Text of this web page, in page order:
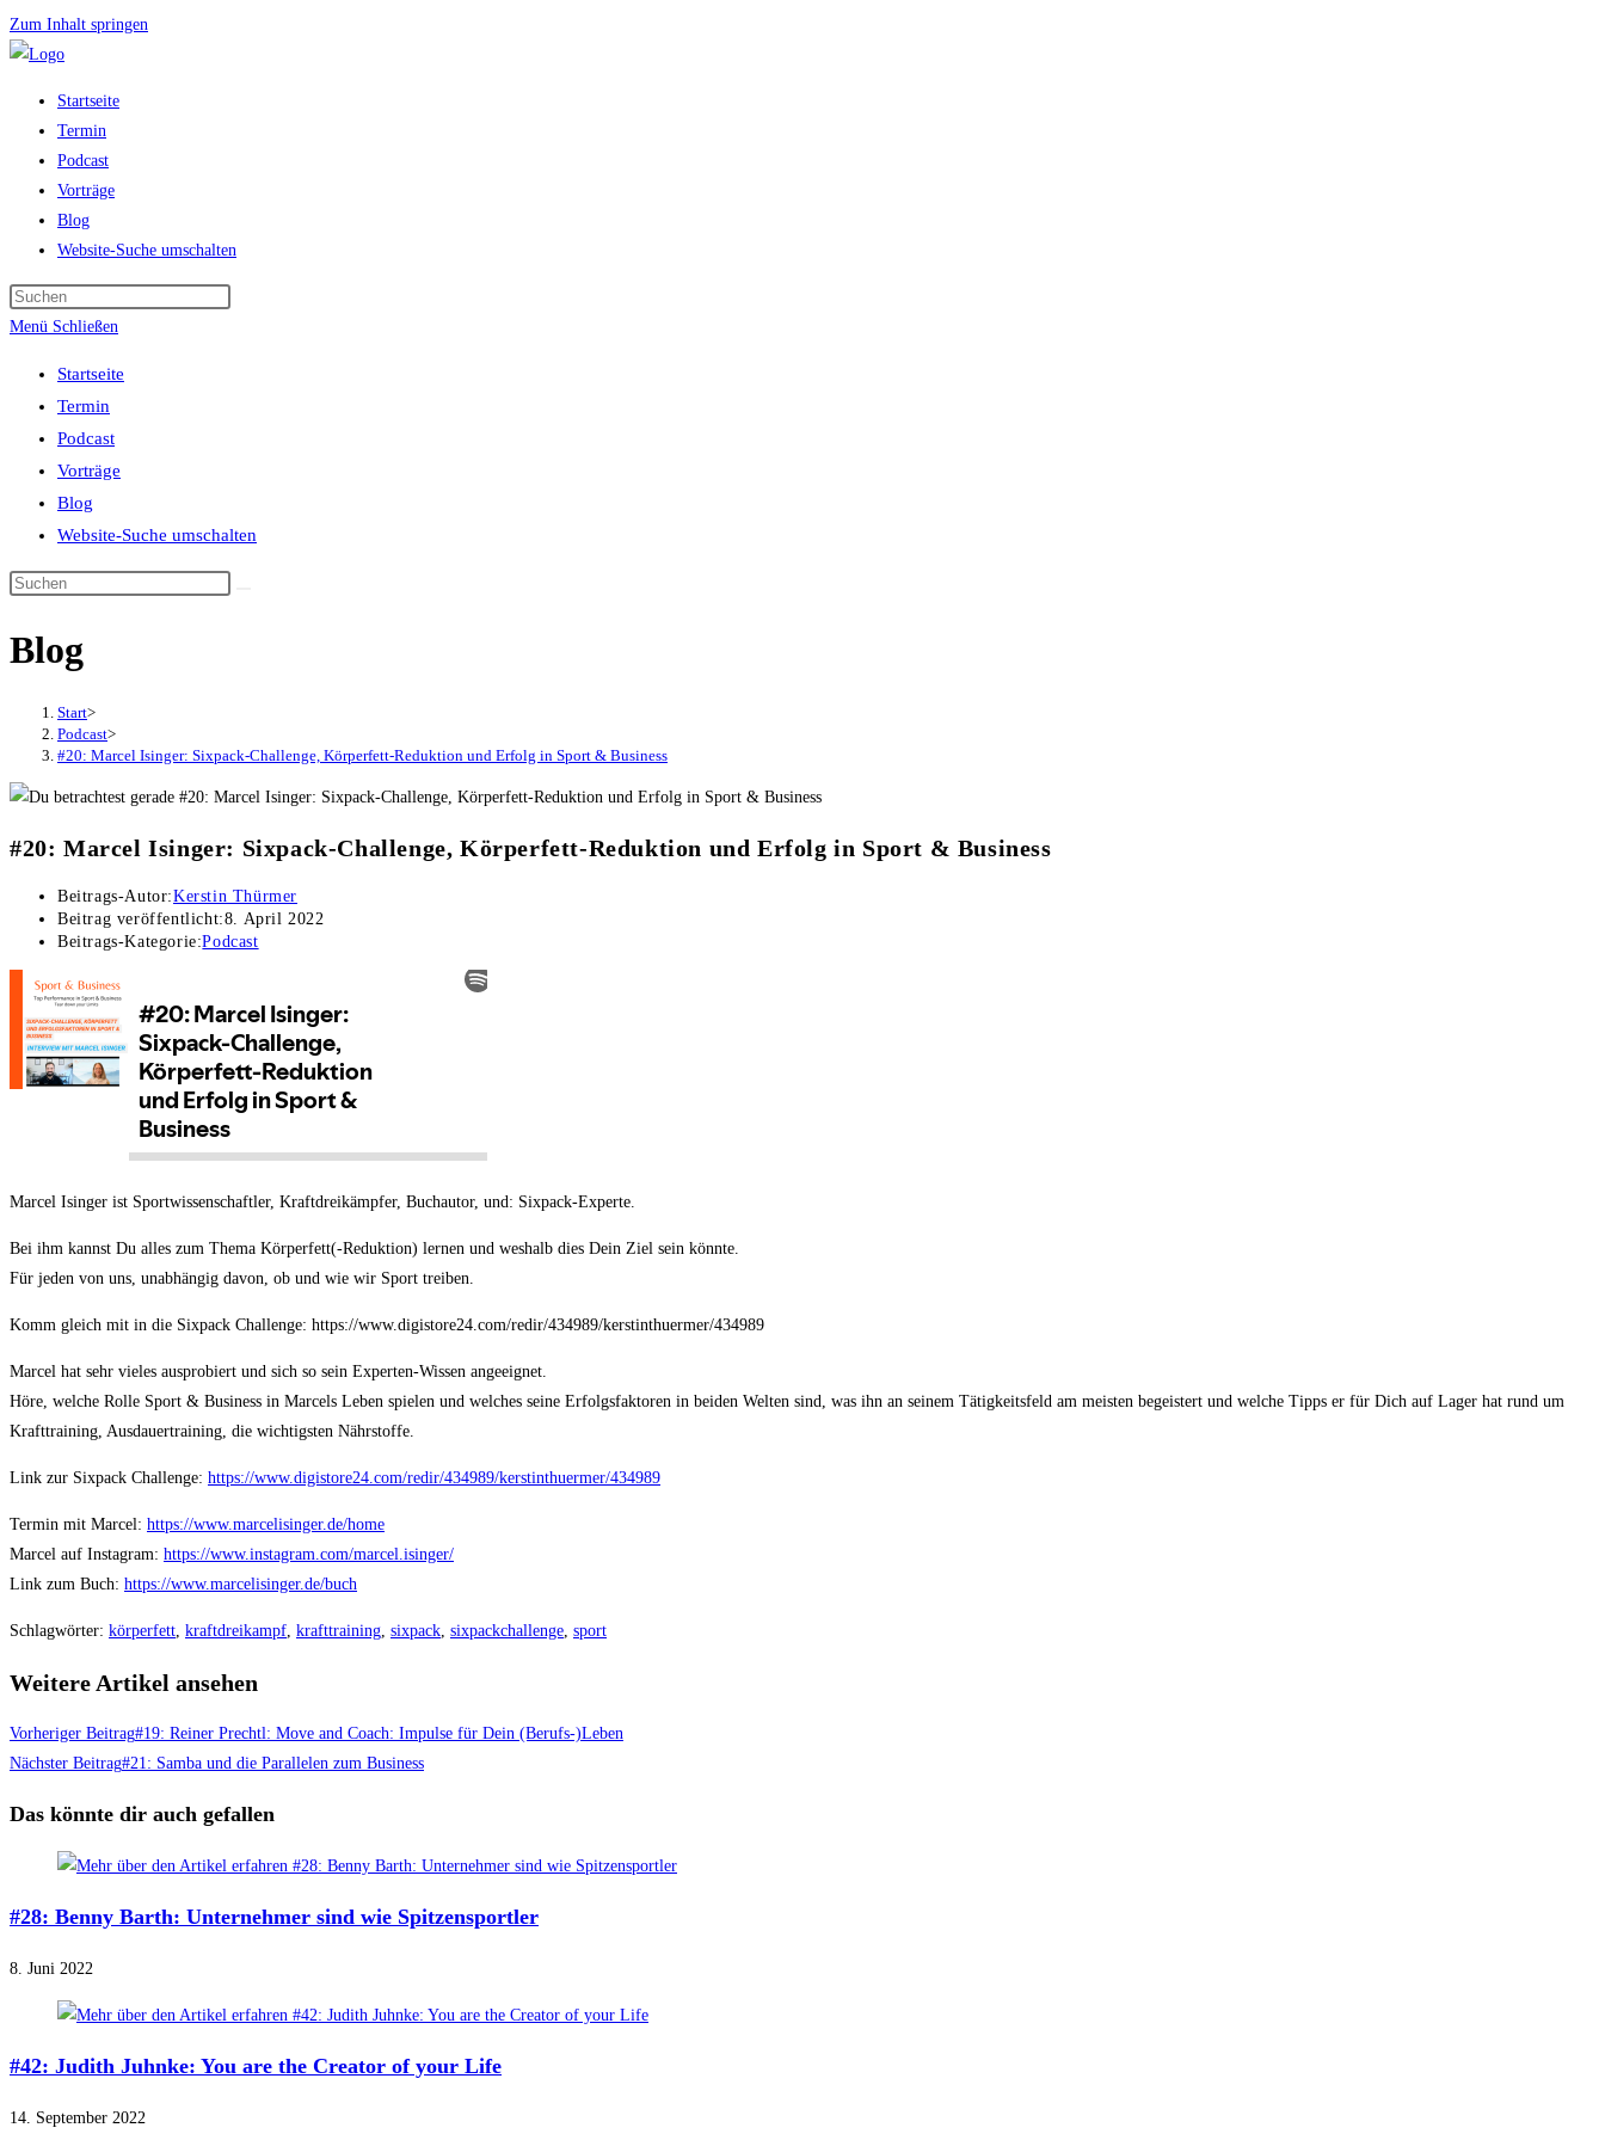
Zum Inhalt springen
Startseite
Termin
Podcast
Vorträge
Blog
Website-Suche umschalten
Menü Schließen
Startseite
Termin
Podcast
Vorträge
Blog
Website-Suche umschalten
Blog
Start>
Podcast>
#20: Marcel Isinger: Sixpack-Challenge, Körperfett-Reduktion und Erfolg in Sport & Business
#20: Marcel Isinger: Sixpack-Challenge, Körperfett-Reduktion und Erfolg in Sport & Business
Beitrags-Autor:Kerstin Thürmer
Beitrag veröffentlicht:8. April 2022
Beitrags-Kategorie:Podcast
Marcel Isinger ist Sportwissenschaftler, Kraftdreikämpfer, Buchautor, und: Sixpack-Experte.
Bei ihm kannst Du alles zum Thema Körperfett(-Reduktion) lernen und weshalb dies Dein Ziel sein könnte.
Für jeden von uns, unabhängig davon, ob und wie wir Sport treiben.
Komm gleich mit in die Sixpack Challenge: https://www.digistore24.com/redir/434989/kerstinthuermer/434989
Marcel hat sehr vieles ausprobiert und sich so sein Experten-Wissen angeeignet.
Höre, welche Rolle Sport & Business in Marcels Leben spielen und welches seine Erfolgsfaktoren in beiden Welten sind, was ihn an seinem Tätigkeitsfeld am meisten begeistert und welche Tipps er für Dich auf Lager hat rund um
Krafttraining, Ausdauertraining, die wichtigsten Nährstoffe.
Link zur Sixpack Challenge: https://www.digistore24.com/redir/434989/kerstinthuermer/434989
Termin mit Marcel: https://www.marcelisinger.de/home
Marcel auf Instagram: https://www.instagram.com/marcel.isinger/
Link zum Buch: https://www.marcelisinger.de/buch
Schlagwörter: körperfett, kraftdreikampf, krafttraining, sixpack, sixpackchallenge, sport
Weitere Artikel ansehen
Vorheriger Beitrag#19: Reiner Prechtl: Move and Coach: Impulse für Dein (Berufs-)Leben
Nächster Beitrag#21: Samba und die Parallelen zum Business
Das könnte dir auch gefallen
#28: Benny Barth: Unternehmer sind wie Spitzensportler
8. Juni 2022
#42: Judith Juhnke: You are the Creator of your Life
14. September 2022